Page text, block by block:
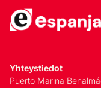
Yhteystiedot
Puerto Marina